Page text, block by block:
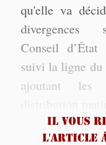
qu'elle va
divergences
Conseil
suivi la ligne du
ajoutant
Il vous
l'article